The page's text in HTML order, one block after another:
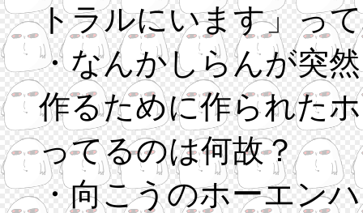
トラルにいます」っ
・なんかしらんが突
作るために作られた
ってるのは何故？
・向こうのホーエン